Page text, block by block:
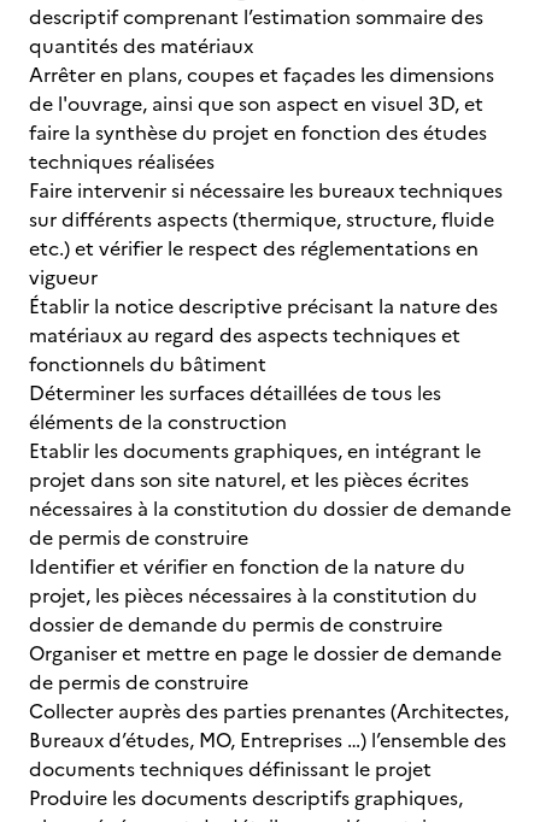
descriptif comprenant l’estimation sommaire des
quantités des matériaux
Arrêter en plans, coupes et façades les dimensions
de l'ouvrage, ainsi que son aspect en visuel 3D, et
faire la synthèse du projet en fonction des études
techniques réalisées
Faire intervenir si nécessaire les bureaux techniques
sur différents aspects (thermique, structure, fluide
etc.) et vérifier le respect des réglementations en
vigueur
Établir la notice descriptive précisant la nature des
matériaux au regard des aspects techniques et
fonctionnels du bâtiment
Déterminer les surfaces détaillées de tous les
éléments de la construction
Etablir les documents graphiques, en intégrant le
projet dans son site naturel, et les pièces écrites
nécessaires à la constitution du dossier de demande
de permis de construire
Identifier et vérifier en fonction de la nature du
projet, les pièces nécessaires à la constitution du
dossier de demande du permis de construire
Organiser et mettre en page le dossier de demande
de permis de construire
Collecter auprès des parties prenantes (Architectes,
Bureaux d’études, MO, Entreprises …) l’ensemble des
documents techniques définissant le projet
Produire les documents descriptifs graphiques,